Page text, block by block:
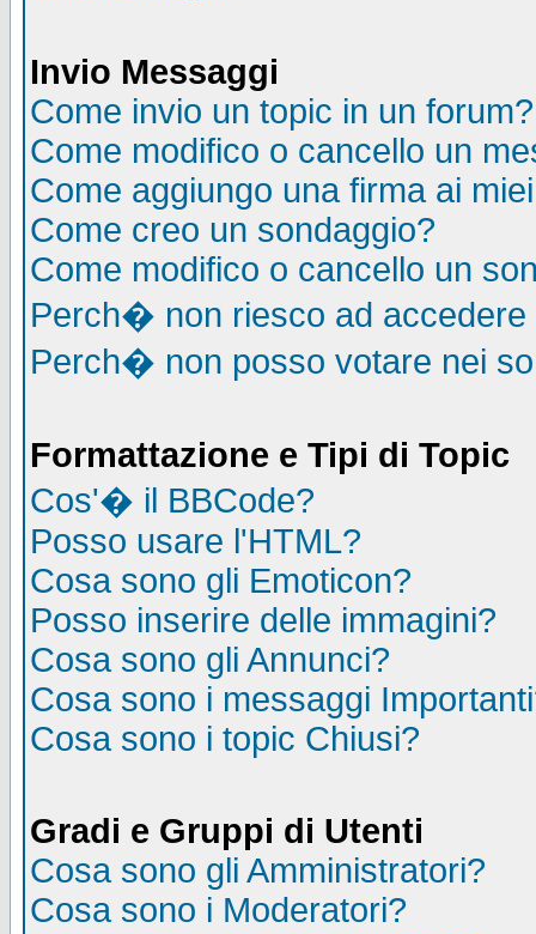
Invio Messaggi
Come invio un topic in un forum?
Come modifico o cancello un
Come aggiungo una firma ai
Come creo un sondaggio?
Come modifico o cancello un
Perch� non riesco ad accedere
Perch� non posso votare nei
Formattazione e Tipi di Topic
Cos'� il BBCode?
Posso usare l'HTML?
Cosa sono gli Emoticon?
Posso inserire delle immagini?
Cosa sono gli Annunci?
Cosa sono i messaggi
Cosa sono i topic Chiusi?
Gradi e Gruppi di Utenti
Cosa sono gli Amministratori?
Cosa sono i Moderatori?